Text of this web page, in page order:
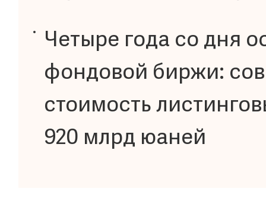
Четыре года со дня
фондовой биржи:
стоимость
920 млрд юаней